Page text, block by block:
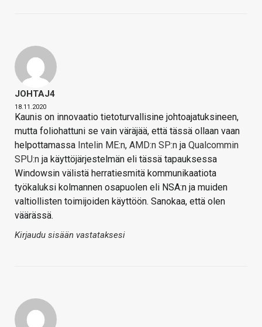
JOHTAJ4
18.11.2020
Kaunis on innovaatio tietoturvallisine johtoajatuksineen,
mutta foliohattuni se vain väräjää, että tässä ollaan vaan
helpottamassa Intelin ME:n, AMD:n SP:n ja Qualcommin
SPU:n ja käyttöjärjestelmän eli tässä tapauksessa
Windowsin välistä herratiesmitä kommunikaatiota
työkaluksi kolmannen osapuolen eli NSA:n ja muiden
valtiollisten toimijoiden käyttöön. Sanokaa, että olen
väärässä.
Kirjaudu sisään vastataksesi